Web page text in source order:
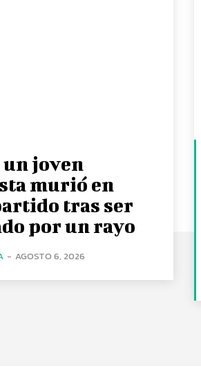
un joven
murió en
tras ser
por un rayo
- AGOSTO 6, 2026